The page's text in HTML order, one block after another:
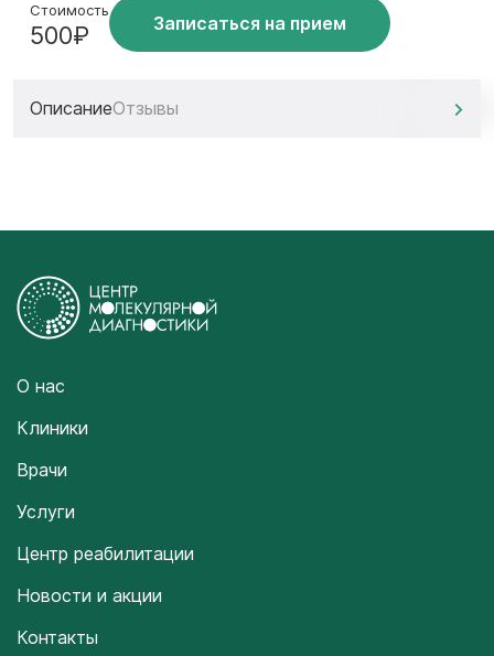
Стоимость
500₽ Записаться на прием
ОписаниеОтзывы
О нас
Клиники
Врачи
Услуги
Центр реабилитации
Новости и акции
Контакты